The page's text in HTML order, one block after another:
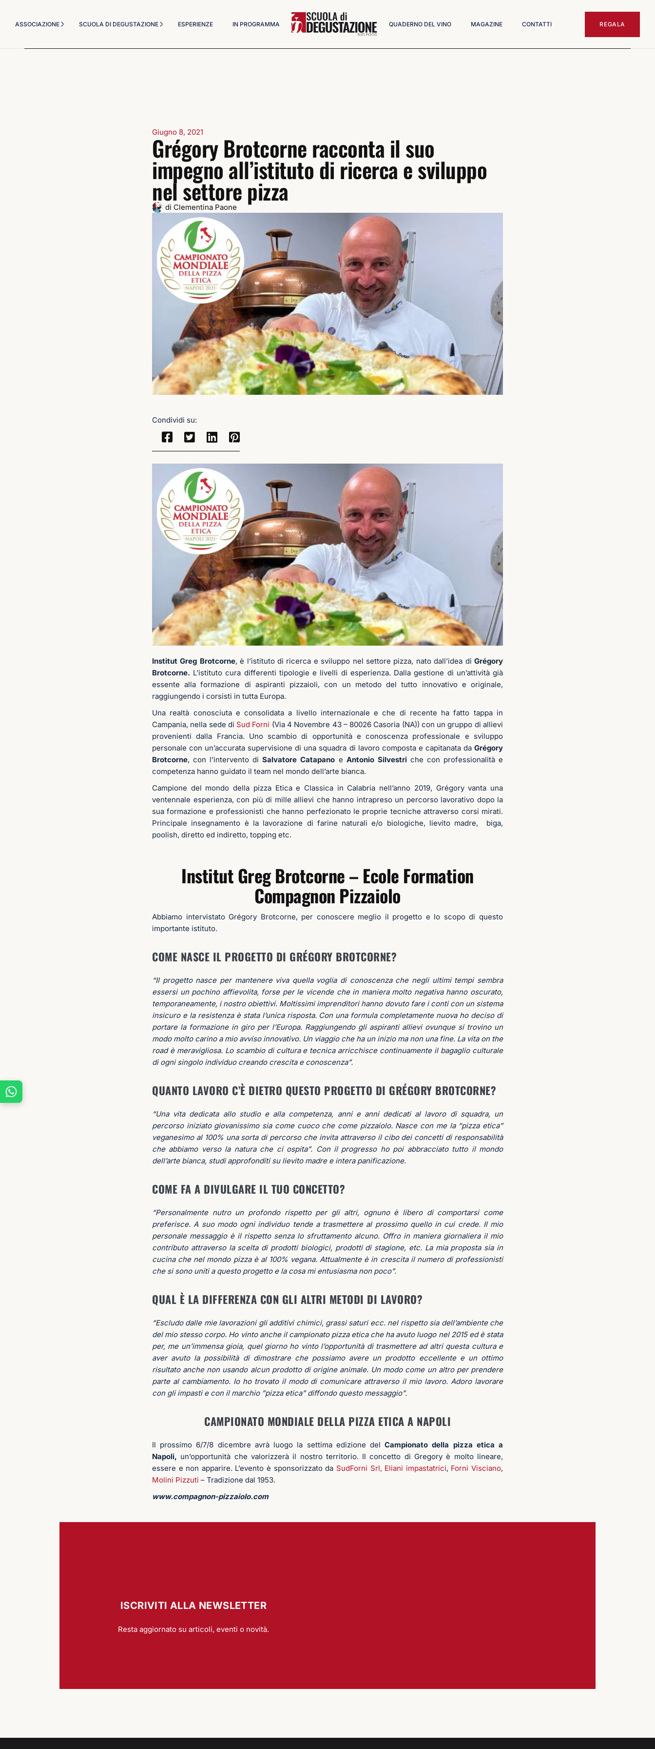
ASSOCIAZIONE SCUOLA DI DEGUSTAZIONE ESPERIENZE IN PROGRAMMA QUADERNO DEL VINO MAGAZINE CONTATTI REGALA
Giugno 8, 2021
Grégory Brotcorne racconta il suo
impegno all’istituto di ricerca e sviluppo
nel settore pizza
di Clementina Paone
Condividi su:
Institut Greg Brotcorne, è l’istituto di ricerca e sviluppo nel settore pizza, nato dall’idea diGrégory
Brotcorne. L’istituto cura differenti tipologie e livelli di esperienza. Dalla gestione di un’attività già
essente alla formazione di aspiranti pizzaioli, con un metodo del tutto innovativo e originale,
raggiungendo i corsisti in tutta Europa.
Una realtà conosciuta e consolidata a livello internazionale e che di recente ha fatto tappa in
Campania, nella sede di Sud Forni (Via 4 Novembre 43 – 80026 Casoria (NA)) con un gruppo di allievi
provenienti dalla Francia. Uno scambio di opportunità e conoscenza professionale e sviluppo
personale con un’accurata supervisione di una squadra di lavoro composta e capitanata da Grégory
Brotcorne, con l’intervento diSalvatore Catapano e Antonio Silvestriche con professionalità e
competenza hanno guidato il team nel mondo dell’arte bianca.
Campione del mondo della pizza Etica e Classica in Calabria nell’anno 2019, Grégory vanta una
ventennale esperienza, con più di mille allievi che hanno intrapreso un percorso lavorativo dopo la
sua formazione e professionisti che hanno perfezionato le proprie tecniche attraverso corsi mirati.
Principale insegnamento è la lavorazione di farine naturali e/o biologiche, lievito madre, biga,
poolish, diretto ed indiretto, topping etc.
InstitutGreg Brotcorne – Ecole Formation
Compagnon Pizzaiolo
Abbiamo intervistato Grégory Brotcorne, per conoscere meglio il progetto e lo scopo di questo
importante istituto.
COME NASCE IL PROGETTO DI GRÉGORY BROTCORNE?
“Il progetto nasce per mantenere viva quella voglia di conoscenza che negli ultimi tempi sembra
essersi un pochino affievolita, forse per le vicende che in maniera molto negativa hanno oscurato,
temporaneamente, i nostro obiettivi. Moltissimi imprenditori hanno dovuto fare i conti con un sistema
insicuro e la resistenza è stata l’unica risposta. Con una formula completamente nuova ho deciso di
portare la formazione in giro per l’Europa. Raggiungendo gli aspiranti allievi ovunque si trovino un
modo molto carino a mio avviso innovativo. Un viaggio che ha un inizio ma non una fine. La vita on the
road è meravigliosa. Lo scambio di cultura e tecnica arricchisce continuamente il bagaglio culturale
di ogni singolo individuo creando crescita e conoscenza”.
QUANTO LAVORO C’È DIETRO QUESTO PROGETTO DI GRÉGORY BROTCORNE?
“Una vita dedicata allo studio e alla competenza, anni e anni dedicati al lavoro di squadra, un
percorso iniziato giovanissimo sia come cuoco che come pizzaiolo. Nasce con me la “pizza etica”
veganesimo al 100% una sorta di percorso che invita attraverso il cibo dei concetti di responsabilità
che abbiamo verso la natura che ci ospita”. Con il progresso ho poi abbracciato tutto il mondo
dell’arte bianca, studi approfonditi su lievito madre e intera panificazione.
COME FA A DIVULGARE IL TUO CONCETTO?
“Personalmente nutro un profondo rispetto per gli altri, ognuno è libero di comportarsi come
preferisce. A suo modo ogni individuo tende a trasmettere al prossimo quello in cui crede. Il mio
personale messaggio è il rispetto senza lo sfruttamento alcuno. Offro in maniera giornaliera il mio
contributo attraverso la scelta di prodotti biologici, prodotti di stagione, etc. La mia proposta sia in
cucina che nel mondo pizza è al 100% vegana. Attualmente è in crescita il numero di professionisti
che si sono uniti a questo progetto e la cosa mi entusiasma non poco”.
QUAL È LA DIFFERENZA CON GLI ALTRI METODI DI LAVORO?
“Escludo dalle mie lavorazioni gli additivi chimici, grassi saturi ecc. nel rispetto sia dell’ambiente che
del mio stesso corpo. Ho vinto anche il campionato pizza etica che ha avuto luogo nel 2015 ed è stata
per, me un’immensa gioia, quel giorno ho vinto l’opportunità di trasmettere ad altri questa cultura e
aver avuto la possibilità di dimostrare che possiamo avere un prodotto eccellente e un ottimo
risultato anche non usando alcun prodotto di origine animale. Un modo come un altro per prendere
parte al cambiamento. Io ho trovato il modo di comunicare attraverso il mio lavoro. Adoro lavorare
con gli impasti e con il marchio ”pizza etica” diffondo questo messaggio”.
CAMPIONATO MONDIALE DELLA PIZZA ETICA A NAPOLI
Il prossimo 6/7/8 dicembre avrà luogo la settima edizione delCampionato della pizza etica a
Napoli, un’opportunità che valorizzerà il nostro territorio. Il concetto di Gregory è molto lineare,
essere e non apparire. L’evento è sponsorizzato da SudForni Srl, Eliani impastatrici, Forni Visciano,
Molini Pizzuti – Tradizione dal 1953.
www.compagnon-pizzaiolo.com
ISCRIVITI ALLA NEWSLETTER
Resta aggiornato su articoli, eventi o novità.